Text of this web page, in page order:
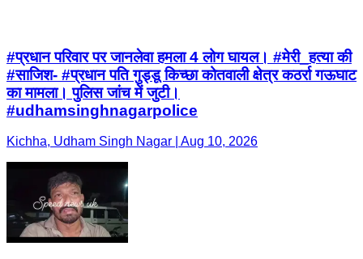
#प्रधान परिवार पर जानलेवा हमला 4 लोग घायल। #मेरी_हत्या की
#साजिश- #प्रधान पति गुड्डू किच्छा कोतवाली क्षेत्र कठर्रा गऊघाट
का मामला। पुलिस जांच में जुटी।
#udhamsinghnagarpolice
Kichha, Udham Singh Nagar | Aug 10, 2026